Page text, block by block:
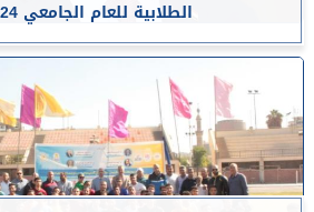
الطلابية للعام الجامعي 2024 /2025